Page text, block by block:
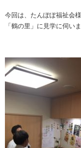
今回は、たんぽぽ福祉会
「鶴の里」に見学に伺いま